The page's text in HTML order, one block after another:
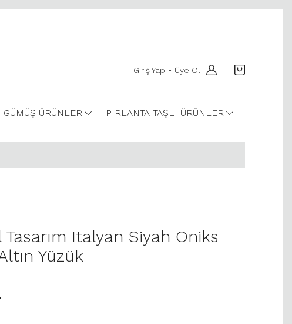
Giriş Yap - Üye Ol
GÜMÜŞ ÜRÜNLER PIRLANTA TAŞLI ÜRÜNLER
Tasarım Italyan Siyah Oniks
Yüzük